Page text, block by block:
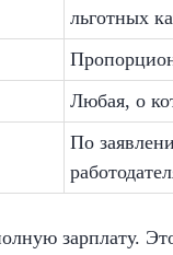
льготных
Любая, о
По
зарплату.